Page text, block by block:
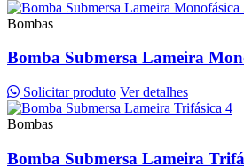
Bombas
Bomba Submersa Lameira
Solicitar produto Ver detalhes
Bombas
Bomba Submersa Lameira